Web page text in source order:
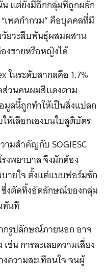
น แต่ยังมีอีกกลุ่มที่ถูกผลัก
เพศกำกวม” คือบุคคลที่มี
ยวะสืบพันธุ์ผสมผสาน
งชายหรือหญิงได้
ในระดับสากลคือ 1.7%
ส่วนคนผมสีแดงตาม
มูลนี้ถูกทำให้เป็นสิ่งแปลก
เลือกเองบนใบสูติบัตร
มสำคัญกับ SOGIESC
งพยาบาล จึงมักต้อง
บายใจ ตั้งแต่แบบฟอร์มซัก
ซึ่งตัดทิ้งอัตลักษณ์ของกลุ่ม
ทันที
กรูปลักษณ์ภายนอก อาจ
น การละเลยความเสี่ยง
งความสะเทือนใจ จนผู้